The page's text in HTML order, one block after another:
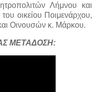
Λήμνου και
οικείου Ποιμενάρχου,
Οινουσών κ. Μάρκου.
ΜΕΤΑΔΟΣΗ: